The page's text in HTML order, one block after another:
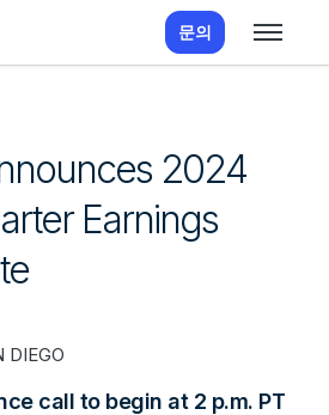
문의
2024
Earnings
DIEGO
call to begin at 2 p.m. PT